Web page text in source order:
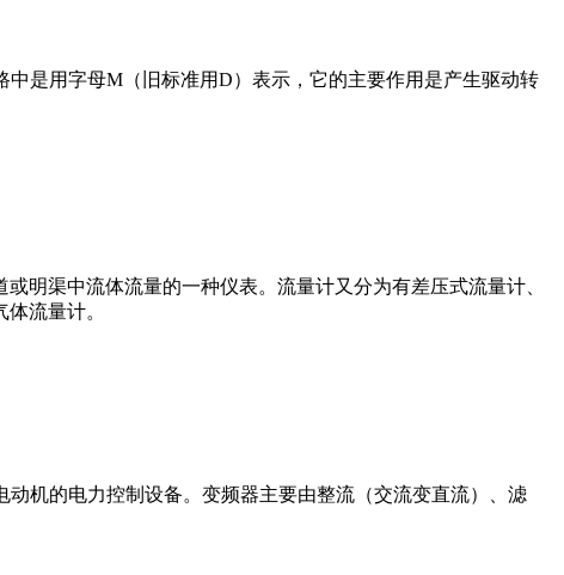
中是用字母M（旧标准用D）表示，它的主要作用是产生驱动转
明渠中流体流量的一种仪表。流量计又分为有差压式流量计、
流量计。
动机的电力控制设备。变频器主要由整流（交流变直流）、滤